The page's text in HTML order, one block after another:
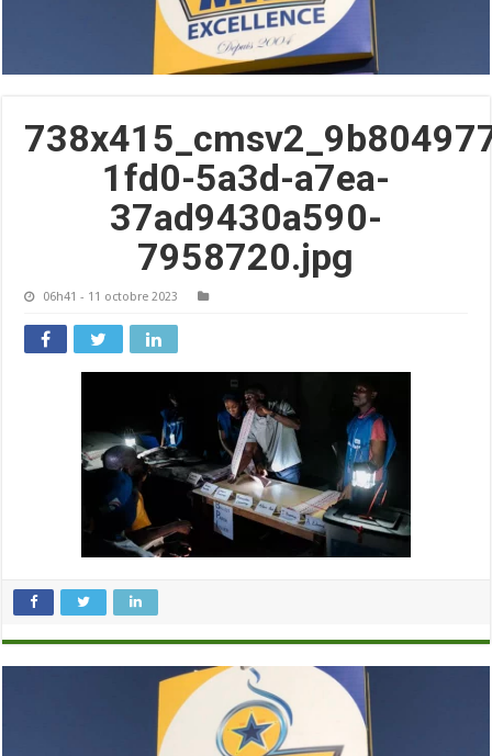
1fd0-5a3d-a7ea-
37ad9430a590-
7958720.jpg
06h41 - 11 octobre 2023